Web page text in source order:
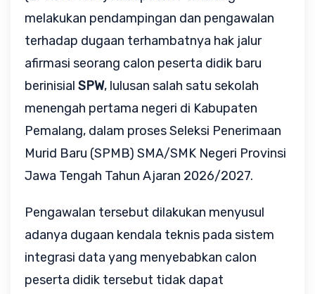
melakukan pendampingan dan pengawalan
terhadap dugaan terhambatnya hak jalur
afirmasi seorang calon peserta didik baru
berinisial SPW, lulusan salah satu sekolah
menengah pertama negeri di Kabupaten
Pemalang, dalam proses Seleksi Penerimaan
Murid Baru (SPMB) SMA/SMK Negeri Provinsi
Jawa Tengah Tahun Ajaran 2026/2027.
Pengawalan tersebut dilakukan menyusul
adanya dugaan kendala teknis pada sistem
integrasi data yang menyebabkan calon
peserta didik tersebut tidak dapat